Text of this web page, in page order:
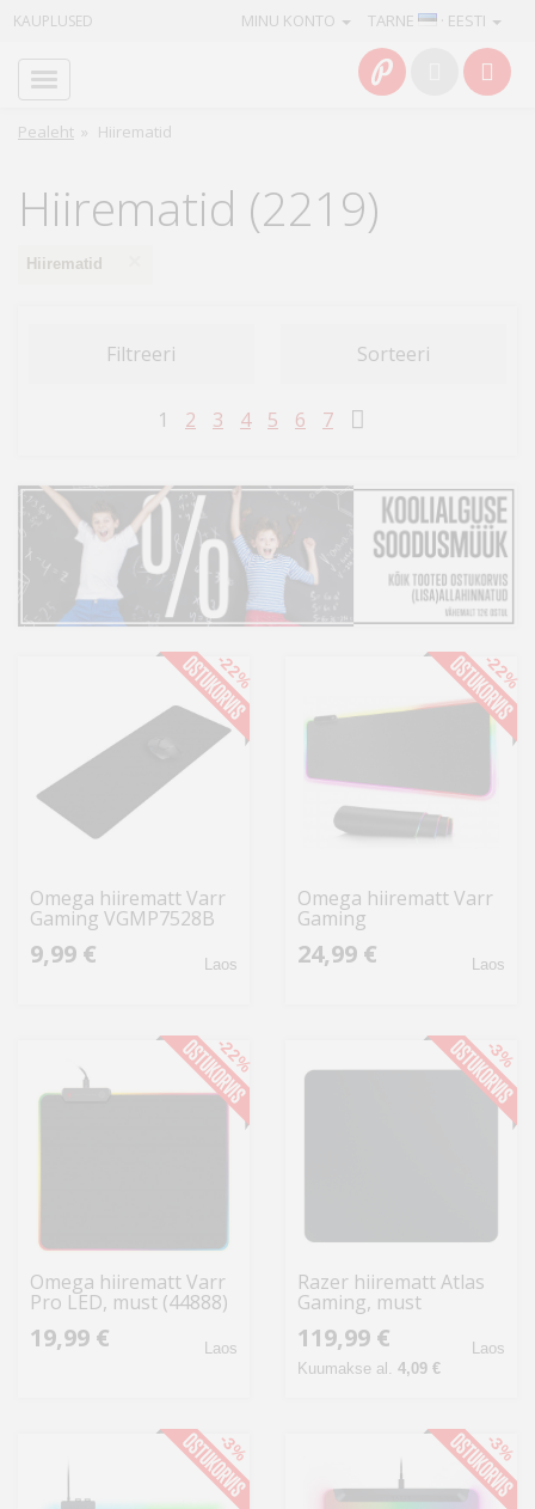
KAUPLUSED TARNE · EESTI
MINU KONTO
Pealeht » Hiirematid
Hiirematid (2219)
Hiirematid
Filtreeri Sorteeri
1 2 3 4 5 6 7
Omega hiirematt Varr
Gaming VGMP7528B
9,99 € Laos
-22%
Omega hiirematt Varr
Gaming
VGMP9040RGB
24,99 € Laos
-22%
Omega hiirematt Varr
Pro LED, must (44888)
19,99 € Laos
-22%
Razer hiirematt Atlas
Gaming, must
119,99 €
Kuumakse al. 4,09 €
Laos
-3%
-3% -3%
Info
Elektroonika
Kodu
Sport
Mänguasjad